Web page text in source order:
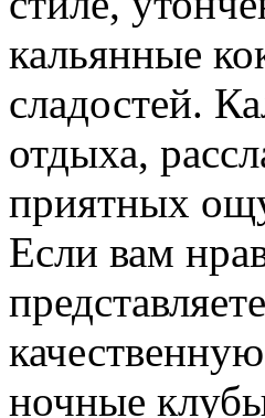
кальянные
сладостей.
отдыха,
приятных
Если вам
ночные